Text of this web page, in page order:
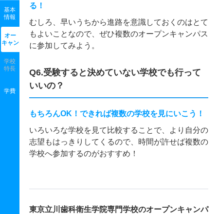
基本
情報
オー
キャン
学校
特長
学費
る！
むしろ、早いうちから進路を意識しておくのはとて
もよいことなので、ぜひ複数のオープンキャンパス
に参加してみよう。
Q6.受験すると決めていない学校でも行って
いいの？
もちろんOK！できれば複数の学校を見にいこう！
いろいろな学校を見て比較することで、より自分の
志望もはっきりしてくるので、時間が許せば複数の
学校へ参加するのがおすすめ！
東京立川歯科衛生学院専門学校のオープンキャンパ